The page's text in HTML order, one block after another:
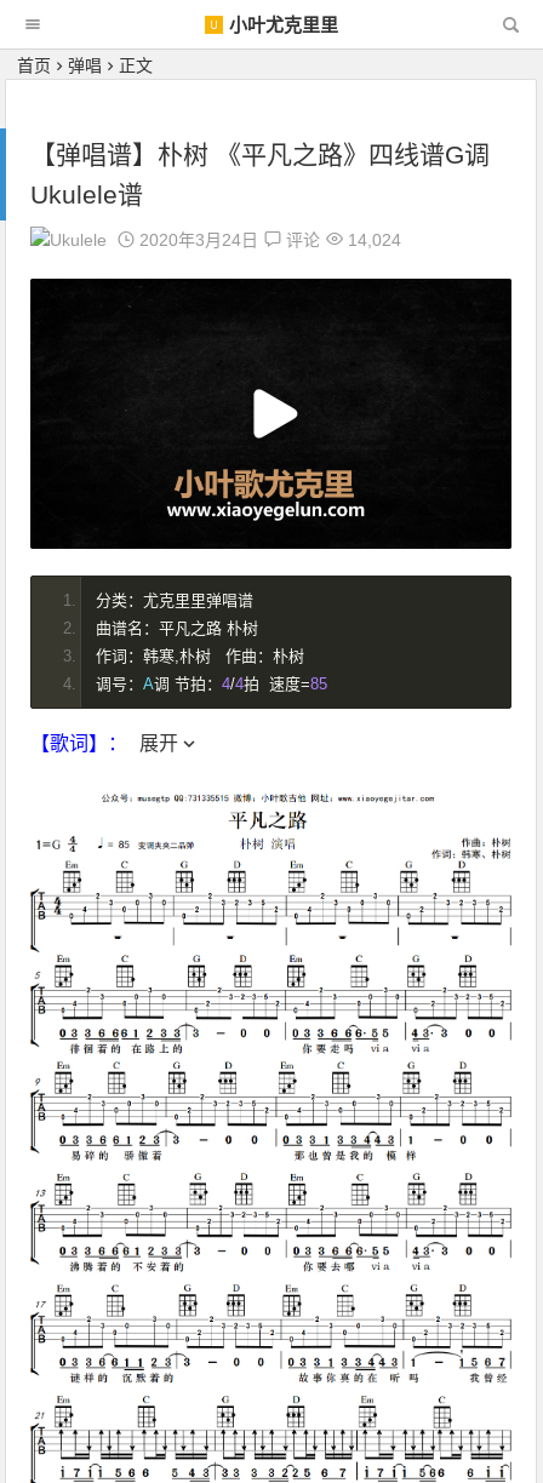
小叶尤克里里
首页 弹唱 正文
【弹唱谱】朴树 《平凡之路》四线谱G调
Ukulele谱
2020年3月24日 评论 14,024
分类：尤克里里弹唱谱
曲谱名：平凡之路 朴树
作词：韩寒,朴树
作曲：朴树
调号：A调 节拍：4/4拍 速度=85
【歌词】： 展开